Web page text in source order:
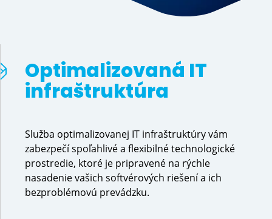
Optimalizovaná IT
infraštruktúra
Služba optimalizovanej IT infraštruktúry vám
zabezpečí spoľahlivé a flexibilné technologické
prostredie, ktoré je pripravené na rýchle
nasadenie vašich softvérových riešení a ich
bezproblémovú prevádzku.